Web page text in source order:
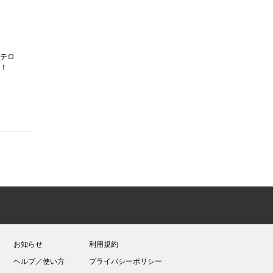
ロ
お知らせ
ヘルプ／使い方
利用規約
プライバシーポリシー